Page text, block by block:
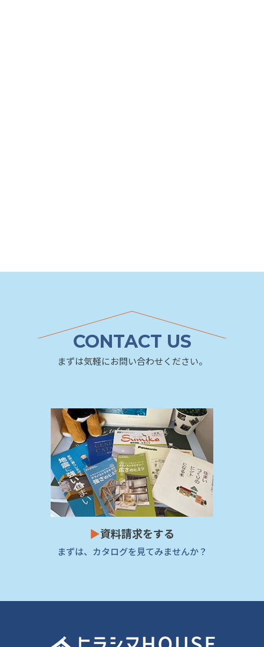
CONTACT US
まずは気軽にお問い合わせください。
▶資料請求をする
まずは、カタログを見てみませんか？